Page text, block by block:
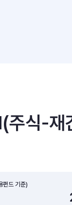
주식-
펀드 기준)